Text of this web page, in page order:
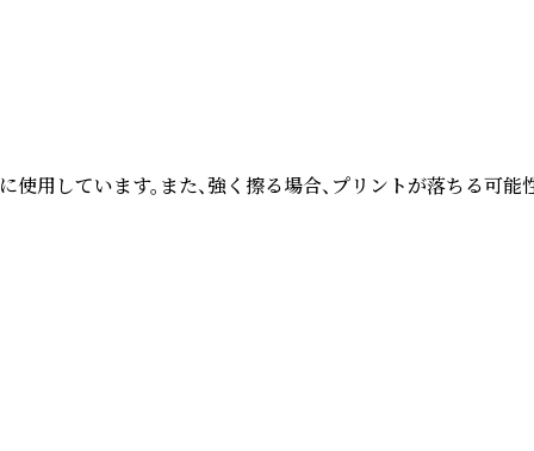
しています。また、強く擦る場合、プリントが落ちる可能